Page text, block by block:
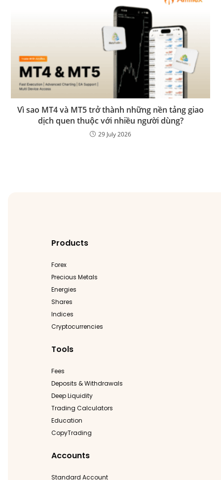
Vì sao MT4 và MT5 trở thành những nền tảng giao
dịch quen thuộc với nhiều người dùng?
29 July 2026
Products
Forex
Precious Metals
Energies
Shares
Indices
Cryptocurrencies
Tools
Fees
Deposits & Withdrawals
Deep Liquidity
Trading Calculators
Education
CopyTrading
Accounts
Standard Account